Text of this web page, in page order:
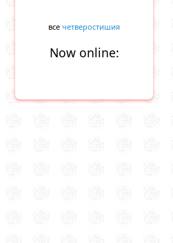
все четверостишия
Now online: